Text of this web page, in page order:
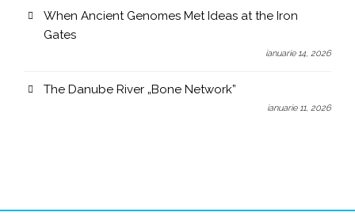
When Ancient Genomes Met Ideas at the Iron
Gates
ianuarie 14, 2026
The Danube River „Bone Network”
ianuarie 11, 2026